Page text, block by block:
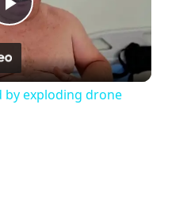
Play
Video
by exploding drone